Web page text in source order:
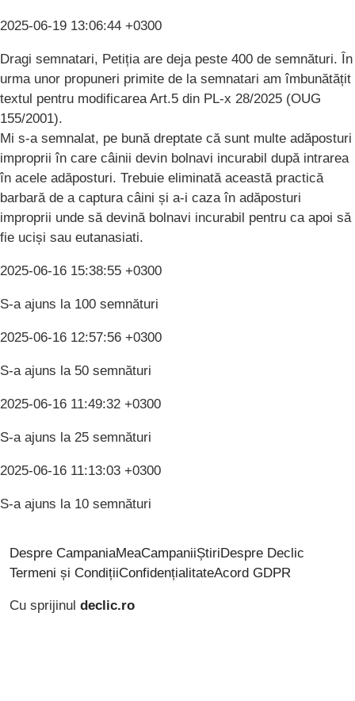
2025-06-19 13:06:44 +0300
Dragi semnatari, Petiția are deja peste 400 de semnături. În
urma unor propuneri primite de la semnatari am îmbunătățit
textul pentru modificarea Art.5 din PL-x 28/2025 (OUG
155/2001).
Mi s-a semnalat, pe bună dreptate că sunt multe adăposturi
improprii în care câinii devin bolnavi incurabil după intrarea
în acele adăposturi. Trebuie eliminată această practică
barbară de a captura câini și a-i caza în adăposturi
improprii unde să devină bolnavi incurabil pentru ca apoi să
fie uciși sau eutanasiati.
2025-06-16 15:38:55 +0300
S-a ajuns la 100 semnături
2025-06-16 12:57:56 +0300
S-a ajuns la 50 semnături
2025-06-16 11:49:32 +0300
S-a ajuns la 25 semnături
2025-06-16 11:13:03 +0300
S-a ajuns la 10 semnături
Despre CampaniaMeaCampaniiȘtiriDespre Declic
Termeni și CondițiiConfidențialitateAcord GDPR
Cu sprijinul declic.ro